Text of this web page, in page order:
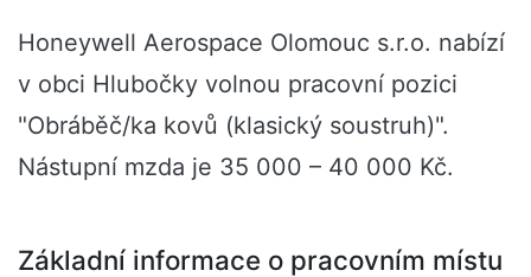
Honeywell Aerospace Olomouc s.r.o. nabízí
v obci Hlubočky volnou pracovní pozici
"Obráběč/ka kovů (klasický soustruh)".
Nástupní mzda je 35 000 – 40 000 Kč.
Základní informace o pracovním místu